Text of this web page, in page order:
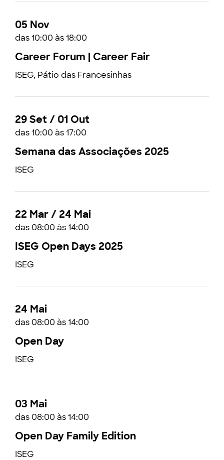
05 Nov
das 10:00 às 18:00
Career Forum | Career Fair
ISEG, Pátio das Francesinhas
29 Set / 01 Out
das 10:00 às 17:00
Semana das Associações 2025
ISEG
22 Mar / 24 Mai
das 08:00 às 14:00
ISEG Open Days 2025
ISEG
24 Mai
das 08:00 às 14:00
Open Day
ISEG
03 Mai
das 08:00 às 14:00
Open Day Family Edition
ISEG